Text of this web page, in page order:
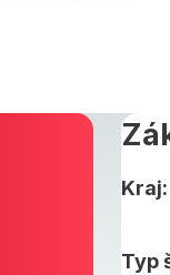
Kraj:
Typ